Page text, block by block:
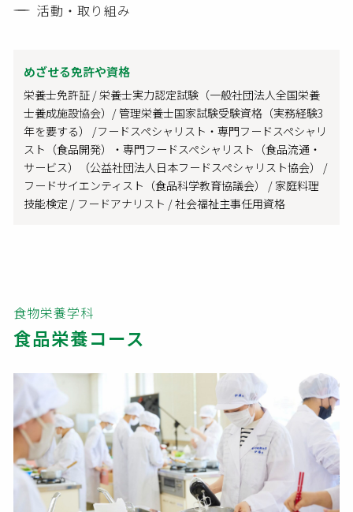
活動・取り組み
めざせる免許や資格
栄養士免許証 / 栄養士実力認定試験（一般社団法人全国栄養
士養成施設協会）/ 管理栄養士国家試験受験資格（実務経験3
年を要する） /フードスペシャリスト・専門フードスペシャリ
スト（食品開発）・専門フードスペシャリスト（食品流通・
サービス）（公益社団法人日本フードスペシャリスト協会） /
フードサイエンティスト（食品科学教育協議会） / 家庭料理
技能検定 / フードアナリスト / 社会福祉主事任用資格
食物栄養学科
食品栄養コース